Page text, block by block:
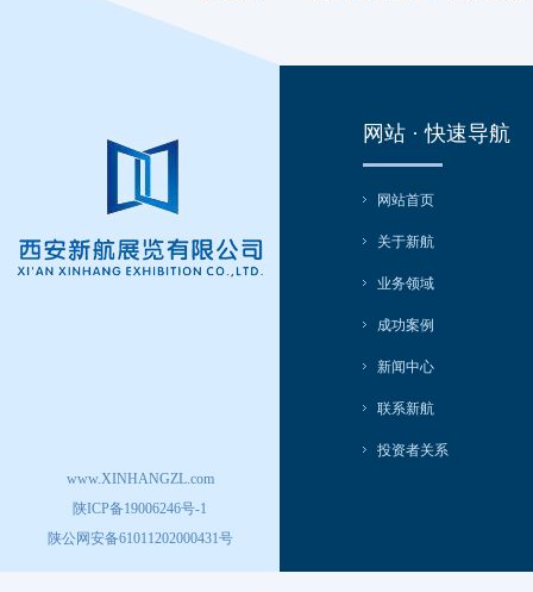
www.XINHANGZL.com
陕ICP备19006246号-1
陕公网安备61011202000431号
网站 · 快速导航
网站首页
关于新航
业务领域
成功案例
新闻中心
联系新航
投资者关系